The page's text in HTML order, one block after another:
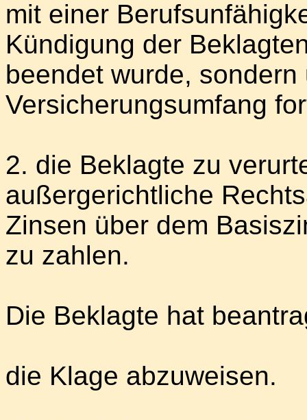
mit einer
Kündigung der
beendet wurde,
Versicherungsumfang
2. die Beklagte zu
außergerichtliche
Zinsen über dem
zu zahlen.
Die Beklagte hat
die Klage abzuweisen.